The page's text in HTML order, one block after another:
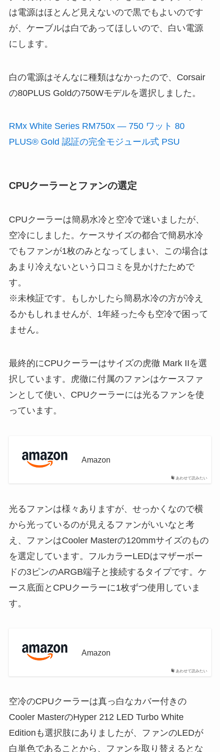
は電源はほとんど見えないので黒でもよいのです
が、ケーブルは白であってほしいので、白い電源
にします。
白の電源はそんなに種類はなかったので、Corsair
の80PLUS Goldの750Wモデルを選択しました。
RMx White Series RM750x — 750 ワット 80
PLUS® Gold 認証の完全モジュール式 PSU
CPUクーラーとファンの選定
CPUクーラーは簡易水冷と空冷で迷いましたが、
空冷にしました。ケースサイズの都合で簡易水冷
でもファンが1枚のみとなってしまい、この場合は
あまり冷えないという口コミを見かけたためで
す。
※未検証です。もしかしたら簡易水冷の方が冷え
るかもしれませんが、1年経った今も空冷で困って
ません。
最終的にCPUクーラーはサイズの虎徹 Mark IIを選
択しています。虎徹に付属のファンはケースファ
ンとして使い、CPUクーラーには光るファンを使
っています。
あわせて読みたい
Amazon
光るファンは様々ありますが、せっかくなので横
から光っているのが見えるファンがいいなと考
え、ファンはCooler Masterの120mmサイズのもの
を選定しています。フルカラーLEDはマザーボー
ドの3ピンのARGB端子と接続するタイプです。ケ
ース底面とCPUクーラーに1枚ずつ使用していま
す。
あわせて読みたい
Amazon
空冷のCPUクーラーは真っ白なカバー付きの
Cooler MasterのHyper 212 LED Turbo White
Editionも選択肢にありましたが、ファンのLEDが
白単色であることから、ファンを取り替えるとな